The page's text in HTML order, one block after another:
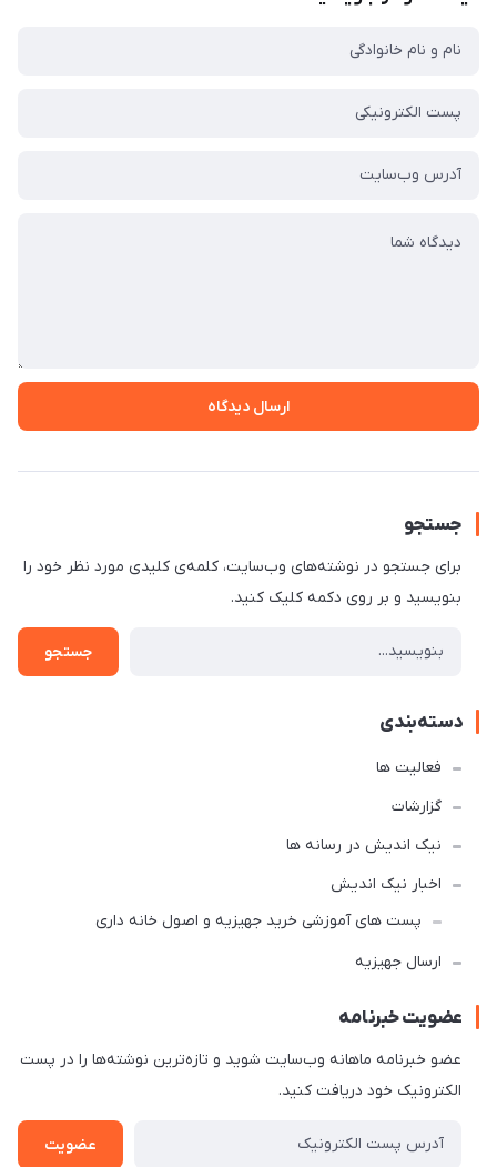
ارسال دیدگاه
جستجو
برای جستجو در نوشته‌های وب‌سایت، کلمه‌ی کلیدی مورد نظر خود را
بنویسید و بر روی دکمه کلیک کنید.
جستجو
دسته‌بندی
فعالیت ها
گزارشات
نیک اندیش در رسانه ها
اخبار نیک اندیش
پست های آموزشی خرید جهیزیه و اصول خانه داری
ارسال جهیزیه
عضویت خبرنامه
عضو خبرنامه ماهانه وب‌سایت شوید و تازه‌ترین نوشته‌ها را در پست
الکترونیک خود دریافت کنید.
عضویت